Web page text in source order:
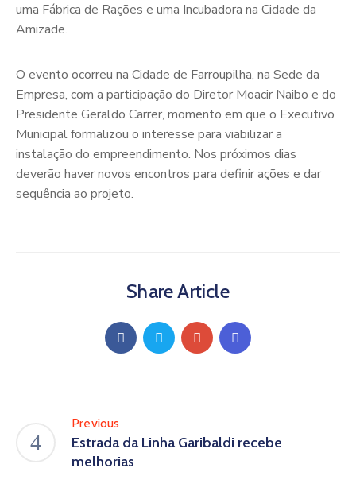
uma Fábrica de Rações e uma Incubadora na Cidade da
Amizade.
O evento ocorreu na Cidade de Farroupilha, na Sede da
Empresa, com a participação do Diretor Moacir Naibo e do
Presidente Geraldo Carrer, momento em que o Executivo
Municipal formalizou o interesse para viabilizar a
instalação do empreendimento. Nos próximos dias
deverão haver novos encontros para definir ações e dar
sequência ao projeto.
Share Article
Previous
Estrada da Linha Garibaldi recebe
melhorias